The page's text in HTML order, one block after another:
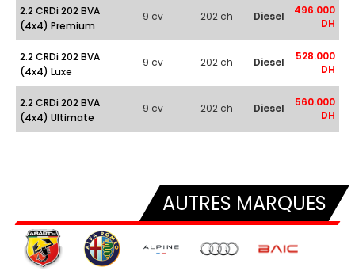
2.2 CRDi 202 BVA
(4x4) Premium
9 cv 202 ch Diesel
496.000
DH
2.2 CRDi 202 BVA
(4x4) Luxe
9 cv 202 ch Diesel
528.000
DH
2.2 CRDi 202 BVA
(4x4) Ultimate
9 cv 202 ch Diesel
560.000
DH
AUTRES MARQUES